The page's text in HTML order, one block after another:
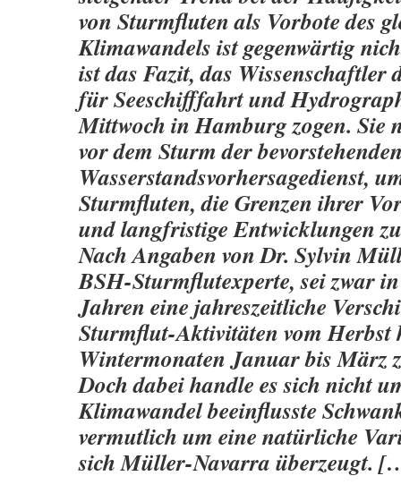
von Sturmfluten als Vorbote des
Klimawandels ist gegenwärtig
ist das Fazit, das Wissenschaftler
für Seeschifffahrt und
Mittwoch in Hamburg zogen. Sie
vor dem Sturm der
Wasserstandsvorhersagedienst,
Sturmfluten, die Grenzen ihrer
und langfristige Entwicklungen
Nach Angaben von Dr. Sylvin
BSH-Sturmflutexperte, sei zwar
Jahren eine jahreszeitliche
Sturmflut-Aktivitäten vom Herbst
Wintermonaten Januar bis März
Doch dabei handle es sich nicht
Klimawandel beeinflusste
vermutlich um eine natürliche
sich Müller-Navarra überzeugt.